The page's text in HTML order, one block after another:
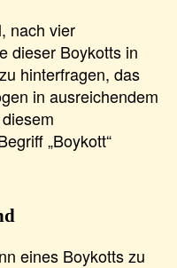
nach vier
dieser Boykotts in
hinterfragen, das
in ausreichendem
„Boykott“
eines Boykotts zu